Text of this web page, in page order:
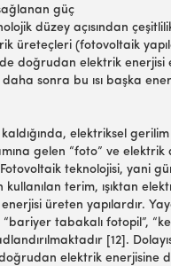
güç
düzey açısından
üreteçleri (fotovoltaik
doğrudan elektrik enerjisi
sonra bu ısı başka
elektriksel
gelen “foto” ve elektrik
teknolojisi, yani
terim, ışıktan
üreten yapılardır.
“bariyer tabakalı fotopil”,
[12].
elektrik enerjisine